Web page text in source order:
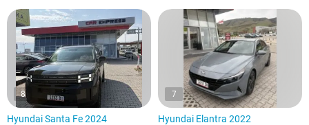
8
Hyundai Santa Fe 2024
7
Hyundai Elantra 2022